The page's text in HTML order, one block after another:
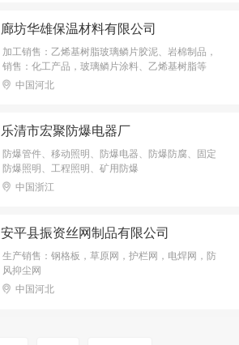
廊坊华雄保温材料有限公司
加工销售：乙烯基树脂玻璃鳞片胶泥、岩棉制品，
销售：化工产品，玻璃鳞片涂料、乙烯基树脂等
中国河北
乐清市宏聚防爆电器厂
防爆管件、移动照明、防爆电器、防爆防腐、固定
防爆照明、工程照明、矿用防爆
中国浙江
安平县振资丝网制品有限公司
生产销售：钢格板，草原网，护栏网，电焊网，防
风抑尘网
中国河北